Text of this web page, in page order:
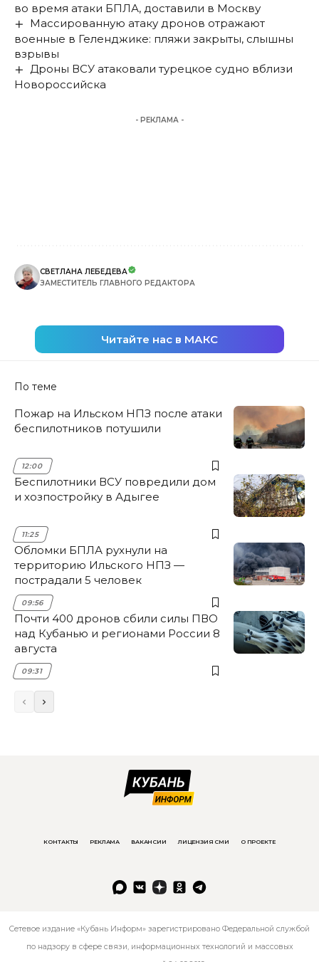
во время атаки БПЛА, доставили в Москву
Массированную атаку дронов отражают
военные в Геленджике: пляжи закрыты, слышны
взрывы
Дроны ВСУ атаковали турецкое судно вблизи
Новороссийска
- РЕКЛАМА -
СВЕТЛАНА ЛЕБЕДЕВА
ЗАМЕСТИТЕЛЬ ГЛАВНОГО РЕДАКТОРА
Читайте нас в МАКС
По теме
Пожар на Ильском НПЗ после атаки
беспилотников потушили
12:00
Беспилотники ВСУ повредили дом
и хозпостройку в Адыгее
11:25
Обломки БПЛА рухнули на
территорию Ильского НПЗ —
пострадали 5 человек
09:56
Почти 400 дронов сбили силы ПВО
над Кубанью и регионами России 8
августа
09:31
КОНТАКТЫ РЕКЛАМА ВАКАНСИИ ЛИЦЕНЗИЯ СМИ О ПРОЕКТЕ
Сетевое издание «Кубань Информ» зарегистрировано Федеральной службой
по надзору в сфере связи, информационных технологий и массовых